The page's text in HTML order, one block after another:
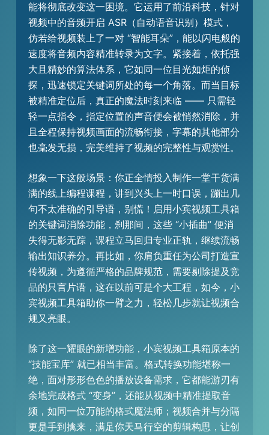
能将彻底改变这一困境。它运用了前沿科技，针对
视频中的音频开启 ASR（自动语音识别）模式，
仿若给视频装上了一对 “智能耳朵”，能以闪电般的
速度将音频内容精准转录为文字。紧接着，依托强
大且精妙的算法体系，它如同一位目光如炬的侦
探，迅速锁定关键词所处的每一个角落。而当目标
被精准定位后，真正的魔法时刻来临 —— 只需轻
轻一点指令，指定位置的声音便会被悄然消除，并
且全程保持视频画面的流畅衔接，字幕的其他部分
也毫发无损，完美维持了视频的完整性与观赏性。
想象一下这般场景：你正全情投入制作一堂干货满
满的线上编程课程，讲到兴头上一时口误，蹦出几
句不太准确的引导语，别慌！启用小宾视频工具箱
的关键词消除功能，刹那间，这些 “小插曲” 便消
失得无影无踪，课程立马回归专业正轨，继续流畅
输出知识养分。再比如，你肩负重任为公司打造宣
传视频，为遵循严格的品牌规范，需要剔除提及竞
品的只言片语，这在以前可是个大工程，如今，小
宾视频工具箱助你一臂之力，轻松几步就让视频合
规又亮眼。
除了这一耀眼的新增功能，小宾视频工具箱原本的
“技能宝库” 就已相当丰富。格式转换功能堪称一
绝，面对形形色色的播放设备需求，它都能游刃有
余地完成格式 “变身”，还能从视频中精准提取音
频，如同一位万能的格式魔法师；视频合并与分隔
更是手到擒来，满足你天马行空的剪辑构思，让创